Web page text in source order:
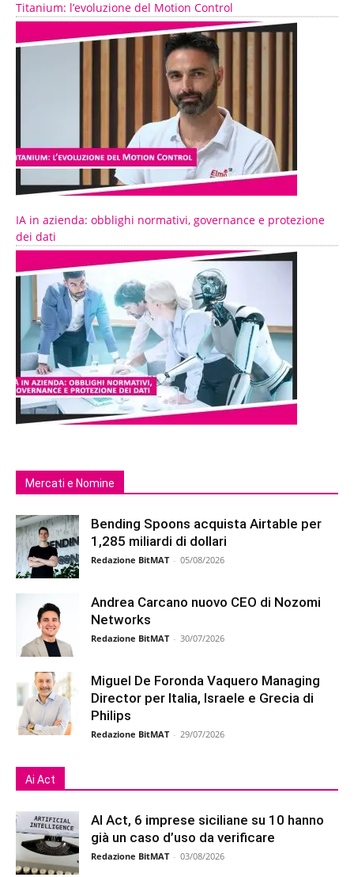
Titanium: l’evoluzione del Motion Control
IA in azienda: obblighi normativi, governance e protezione
dei dati
Mercati e Nomine
Bending Spoons acquista Airtable per
1,285 miliardi di dollari
Redazione BitMAT - 05/08/2026
Andrea Carcano nuovo CEO di Nozomi
Networks
Redazione BitMAT - 30/07/2026
Miguel De Foronda Vaquero Managing
Director per Italia, Israele e Grecia di
Philips
Redazione BitMAT - 29/07/2026
Ai Act
AI Act, 6 imprese siciliane su 10 hanno
già un caso d’uso da verificare
Redazione BitMAT - 03/08/2026